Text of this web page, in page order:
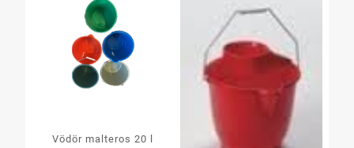
Vödör malteros 20 l